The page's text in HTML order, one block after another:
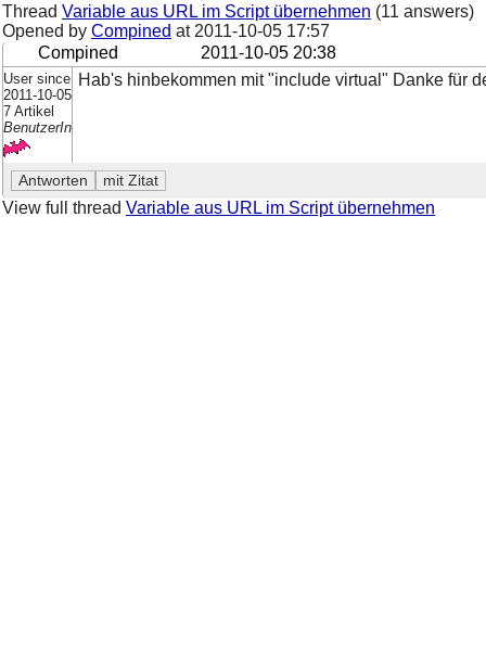
Thread Variable aus URL im Script übernehmen (11 answers)
Opened by Compined at 2011-10-05 17:57
Compined
2011-10-05 20:38
User since
2011-10-05
7 Artikel
BenutzerIn
Hab's hinbekommen mit "include virtual" Danke für
View full thread Variable aus URL im Script übernehmen